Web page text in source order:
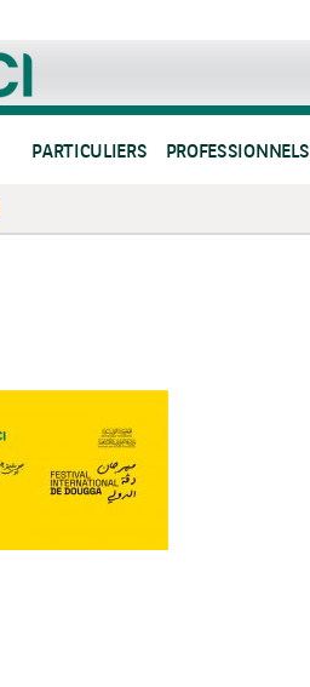
PARTICULIERS PROFESSIONNELS